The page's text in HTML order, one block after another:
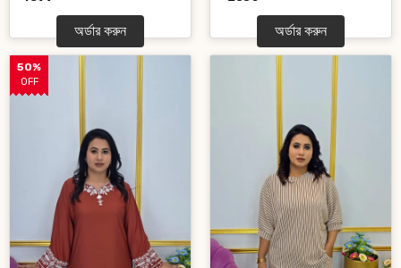
অর্ডার করুন অর্ডার করুন
50%
OFF